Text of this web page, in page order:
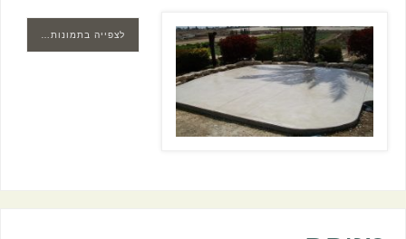
לצפייה בתמונות…